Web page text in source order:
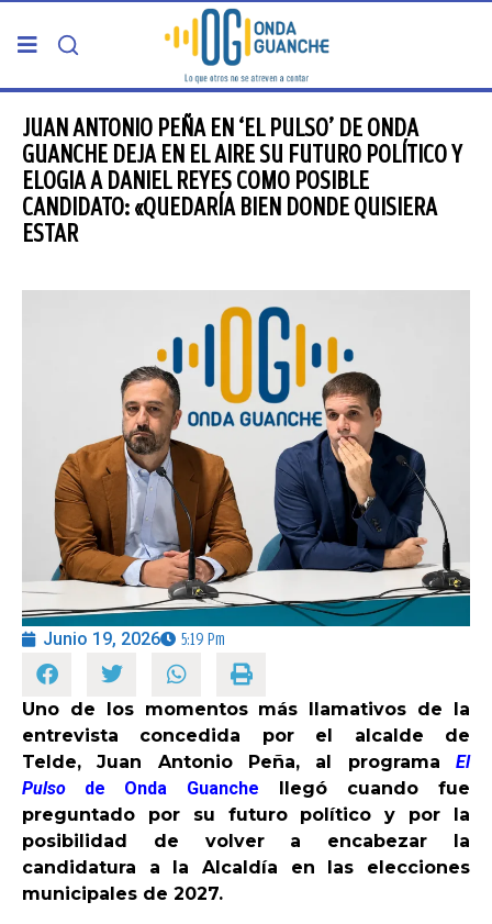
PORTADA
TELDE
GRAN CANARIA
CARTAS DEL DIRECTOR
ENTREVISTAS
OPINIÓN
PROGRAMAS
JUAN ANTONIO PEÑA EN ‘EL PULSO’ DE ONDA
GUANCHE DEJA EN EL AIRE SU FUTURO POLÍTICO Y
ELOGIA A DANIEL REYES COMO POSIBLE
CANDIDATO: «QUEDARÍA BIEN DONDE QUISIERA
ESTAR
Junio 19, 2026 5:19 Pm
Uno de los momentos más llamativos de la
entrevista concedida por el alcalde de
Telde, Juan Antonio Peña, al programa El
Pulso de Onda Guanche llegó cuando fue
preguntado por su futuro político y por la
posibilidad de volver a encabezar la
candidatura a la Alcaldía en las elecciones
municipales de 2027.